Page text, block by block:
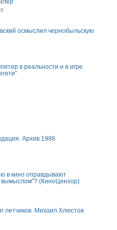
осмыслил чернобыльскую
в реальности и в игре
Архив 1986
в кино оправдывают
вымыслом"? (КиноЦензор)
летчиков. Михаил Хлюстов